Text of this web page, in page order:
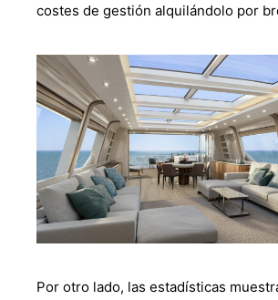
costes de gestión alquilándolo por
Por otro lado, las estadísticas